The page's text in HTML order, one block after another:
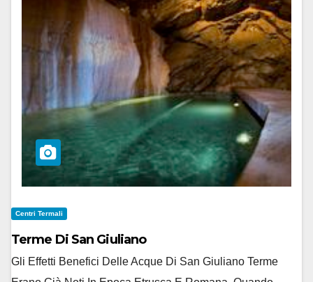
Centri Termali
Terme Di San Giuliano
Gli Effetti Benefici Delle Acque Di San Giuliano Terme